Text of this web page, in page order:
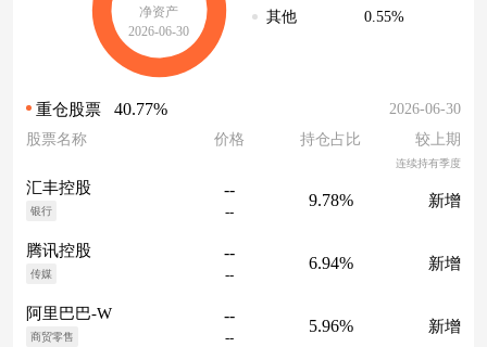
净资产
2026-06-30
其他
0.55%
重仓股票 40.77%
2026-06-30
股票名称
价格 持仓占比 较上期
连续持有季度
汇丰控股
银行
--
--
9.78% 新增
腾讯控股
传媒
--
--
6.94% 新增
阿里巴巴-W
商贸零售
--
--
5.96% 新增